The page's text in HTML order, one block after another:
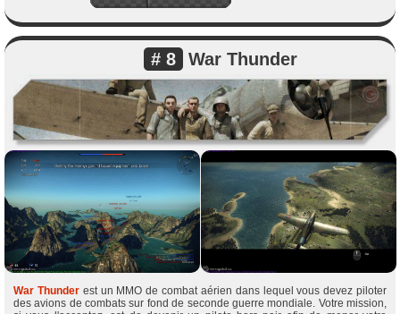
# 8 War Thunder
War Thunderest un MMO de combat aérien dans lequel vous devez piloter
des avions de combats sur fond de seconde guerre mondiale. Votre mission,